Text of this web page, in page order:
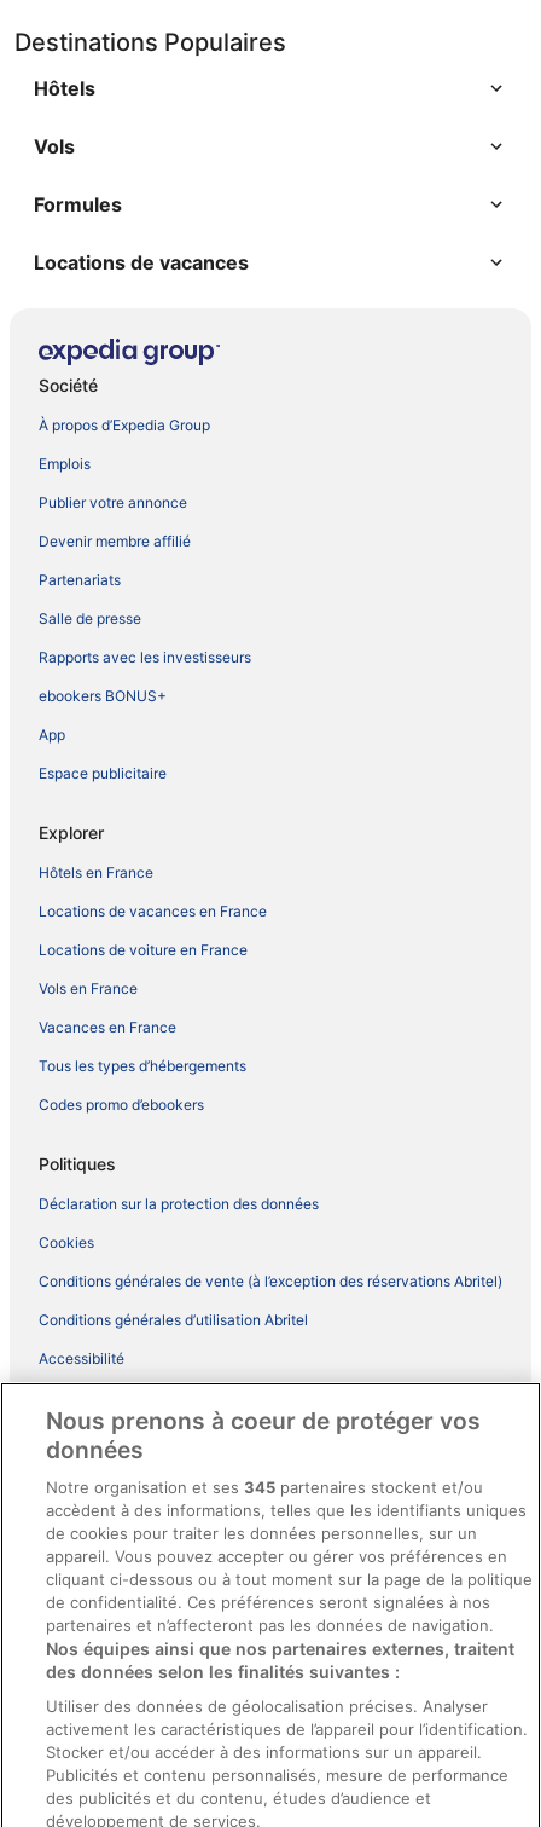
Destinations Populaires
Hôtels
Vols
Formules
Locations de vacances
Société
À propos d’Expedia Group
Emplois
Publier votre annonce
Devenir membre affilié
Partenariats
Salle de presse
Rapports avec les investisseurs
ebookers BONUS+
App
Espace publicitaire
Explorer
Hôtels en France
Locations de vacances en France
Locations de voiture en France
Vols en France
Vacances en France
Tous les types d’hébergements
Codes promo d’ebookers
Politiques
Déclaration sur la protection des données
Cookies
Conditions générales de vente (à l’exception des réservations Abritel)
Conditions générales d’utilisation Abritel
Accessibilité
Conditions générales du programme BONUS+ d’ebookers
Directives de contenu et signalement de contenus
Aide
Soutien
Annuler votre réservation d’hôtel ou de propriété de vacances
Échéances de remboursement
Utiliser un coupon ebookers
Nous prenons à coeur de protéger vos
données
Notre organisation et ses345 partenaires stockent et/ou
accèdent à des informations, telles que les identifiants uniques
de cookies pour traiter les données personnelles, sur un
appareil. Vous pouvez accepter ou gérer vos préférences en
cliquant ci-dessous ou à tout moment sur la page de la politique
de confidentialité. Ces préférences seront signalées à nos
partenaires et n’affecteront pas les données de navigation.
Nos équipes ainsi que nos partenaires externes, traitent
des données selon les finalités suivantes :
Utiliser des données de géolocalisation précises. Analyser
activement les caractéristiques de l’appareil pour l’identification.
Stocker et/ou accéder à des informations sur un appareil.
Publicités et contenu personnalisés, mesure de performance
des publicités et du contenu, études d’audience et
développement de services.